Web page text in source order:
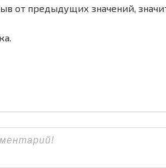
от предыдущих значений,